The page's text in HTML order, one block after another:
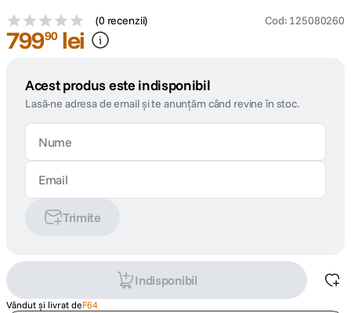
(0 recenzii) Cod: 125080260
79990 lei
Acest produs este indisponibil
Lasă-ne adresa de email și te anunțăm când revine în stoc.
Trimite
Indisponibil
Vândut și livrat deF64